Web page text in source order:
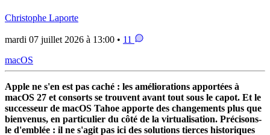
Christophe Laporte
mardi 07 juillet 2026 à 13:00 • 11
macOS
Apple ne s'en est pas caché : les améliorations apportées à
macOS 27 et consorts se trouvent avant tout sous le capot. Et le
successeur de macOS Tahoe apporte des changements plus que
bienvenus, en particulier du côté de la virtualisation. Précisons-
le d'emblée : il ne s'agit pas ici des solutions tierces historiques